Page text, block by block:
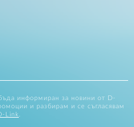
информиран за новини от D-
и разбирам и се съгласявам
Link